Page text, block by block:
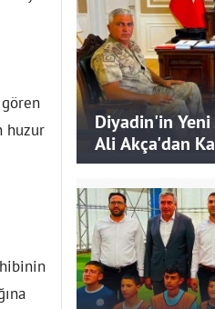
huzur
Diyadin'in Yeni
Ali Akça'dan
Korkusuz'a